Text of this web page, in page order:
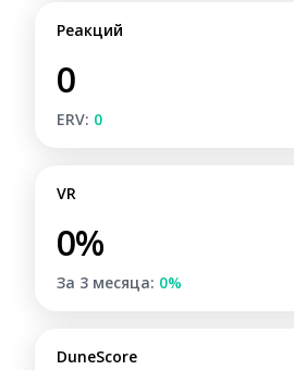
Реакций
0
ERV: 0
VR
0%
За 3 месяца: 0%
DuneScore